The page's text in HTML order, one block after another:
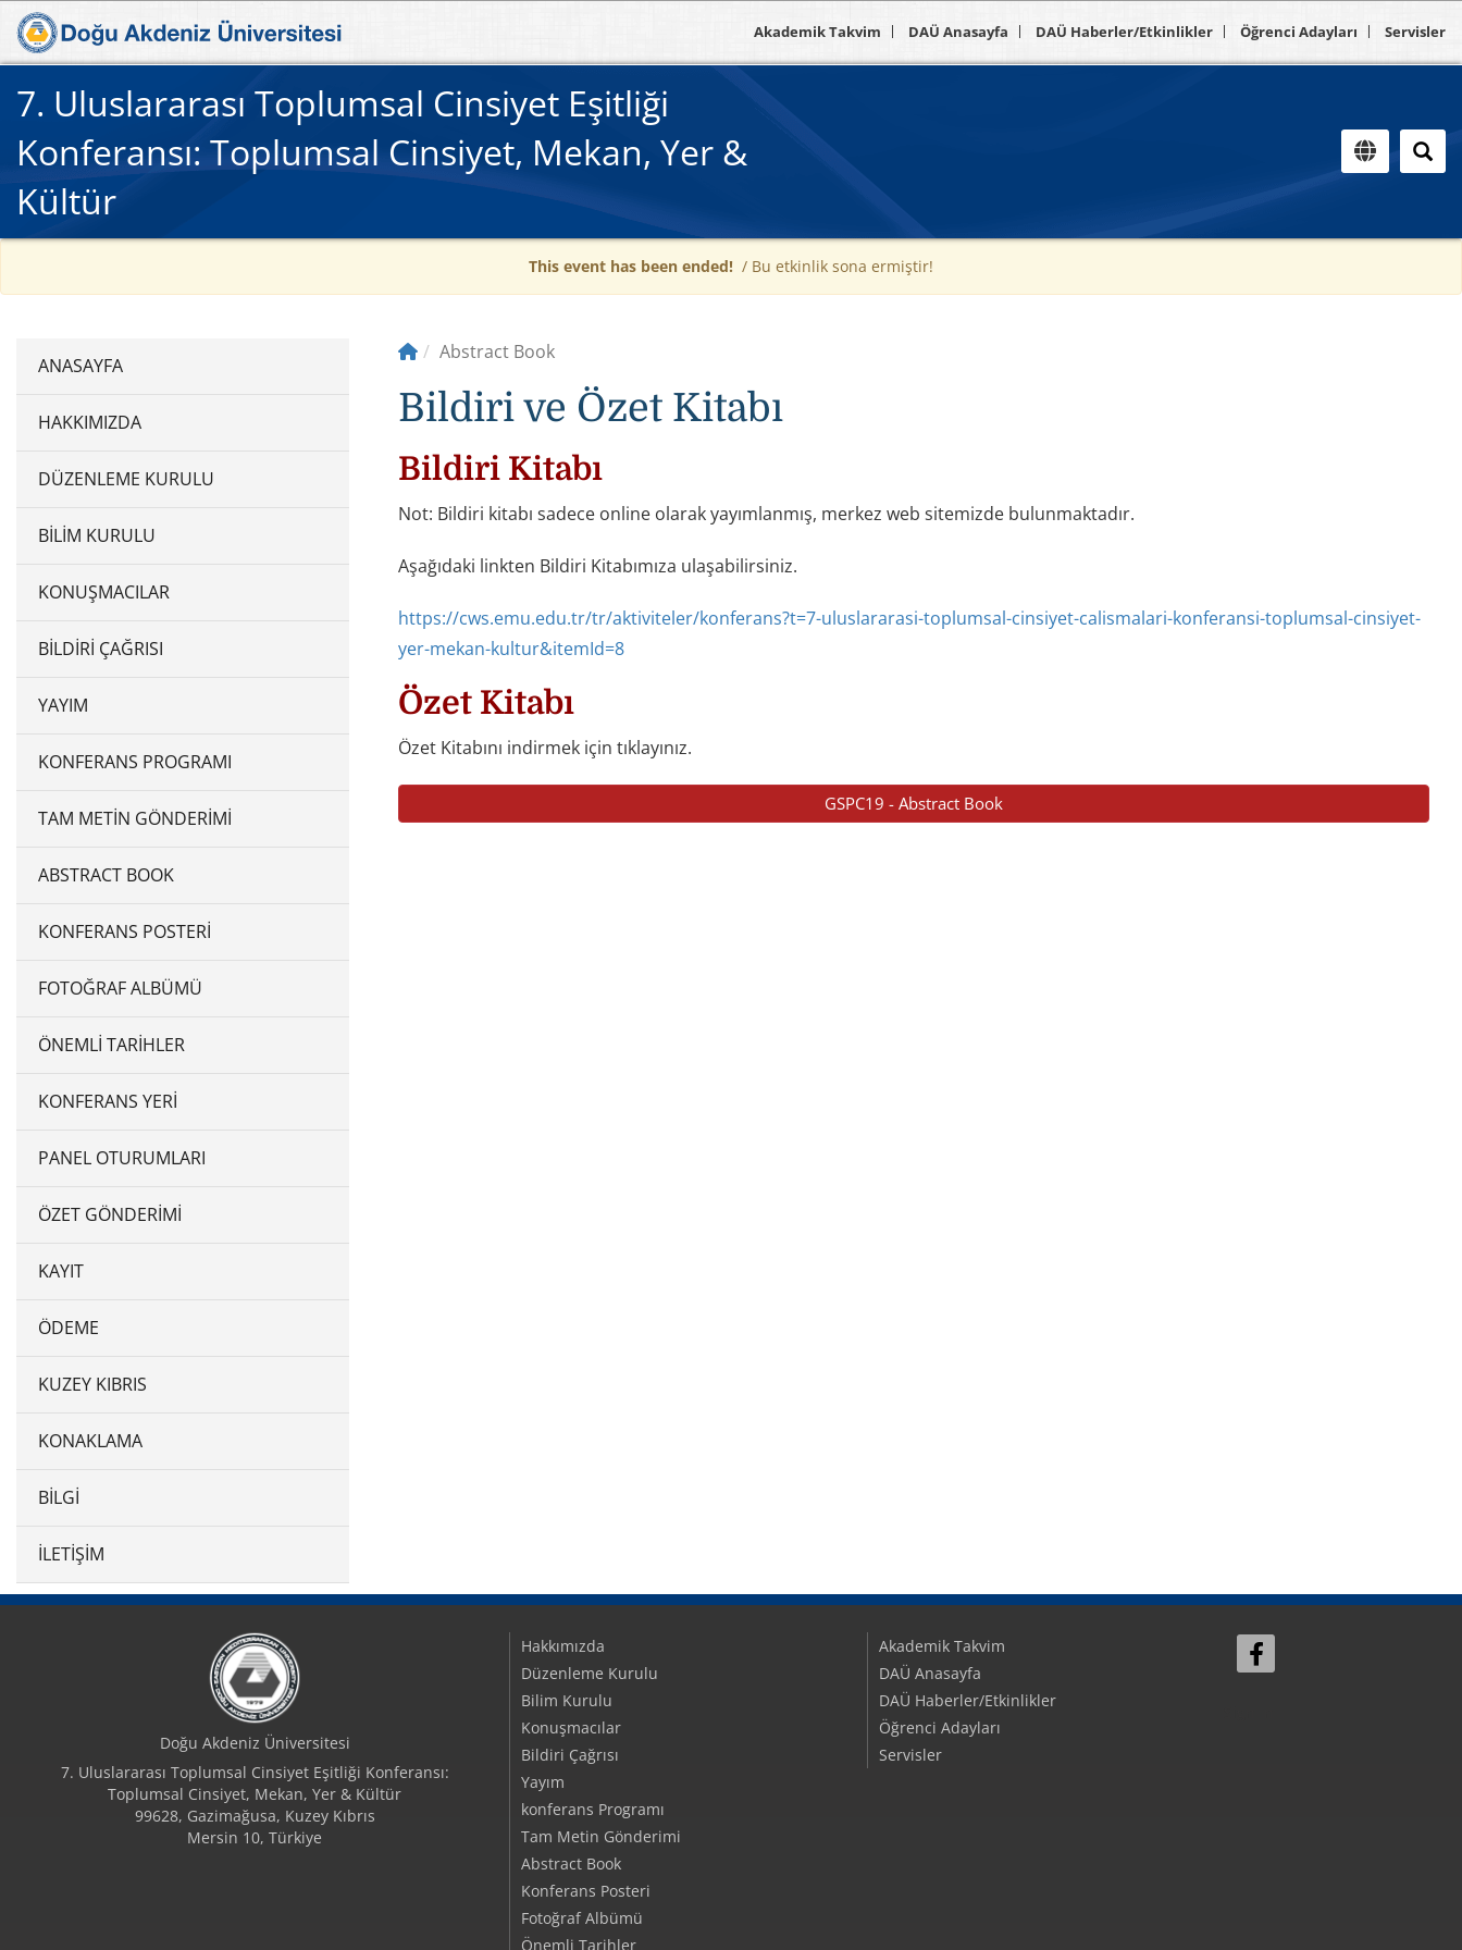
Akademik Takvim DAÜ Anasayfa DAÜ Haberler/Etkinlikler Öğrenci Adayları Servisler
7. Uluslararası Toplumsal Cinsiyet Eşitliği
Konferansı: Toplumsal Cinsiyet, Mekan, Yer &
Kültür
This event has been ended! / Bu etkinlik sona ermiştir!
HAKKIMIZDA
DÜZENLEME KURULU
BILIM KURULU
KONUŞMACILAR
BILDIRI ÇAĞRISI
YAYIM
KONFERANS PROGRAMI
TAM METIN GÖNDERIMI
ABSTRACT BOOK
KONFERANS POSTERI
FOTOĞRAF ALBÜMÜ
ÖNEMLI TARIHLER
KONFERANS YERI
PANEL OTURUMLARI
ÖZET GÖNDERIMI
KAYIT
ÖDEME
KUZEY KIBRIS
KONAKLAMA
BILGI
İLETIŞIM
Abstract Book
Bildiri ve Özet Kitabı
Bildiri Kitabı
Not: Bildiri kitabı sadece online olarak yayımlanmış, merkez web sitemizde bulunmaktadır.
Aşağıdaki linkten Bildiri Kitabımıza ulaşabilirsiniz.
https://cws.emu.edu.tr/tr/aktiviteler/konferans?t=7-uluslararasi-toplumsal-cinsiyet-calismalari-konferansi-toplumsal-cinsiyet-
yer-mekan-kultur&itemId=8
Özet Kitabı
Özet Kitabını indirmek için tıklayınız.
GSPC19 - Abstract Book
Doğu Akdeniz Üniversitesi
7. Uluslararası Toplumsal Cinsiyet Eşitliği Konferansı:
Toplumsal Cinsiyet, Mekan, Yer & Kültür
99628, Gazimağusa, Kuzey Kıbrıs
Mersin 10, Türkiye
Hakkımızda
Düzenleme Kurulu
Bilim Kurulu
Konuşmacılar
Bildiri Çağrısı
Yayım
konferans Programı
Tam Metin Gönderimi
Abstract Book
Konferans Posteri
Fotoğraf Albümü
Önemli Tarihler
Akademik Takvim
DAÜ Anasayfa
DAÜ Haberler/Etkinlikler
Öğrenci Adayları
Servisler